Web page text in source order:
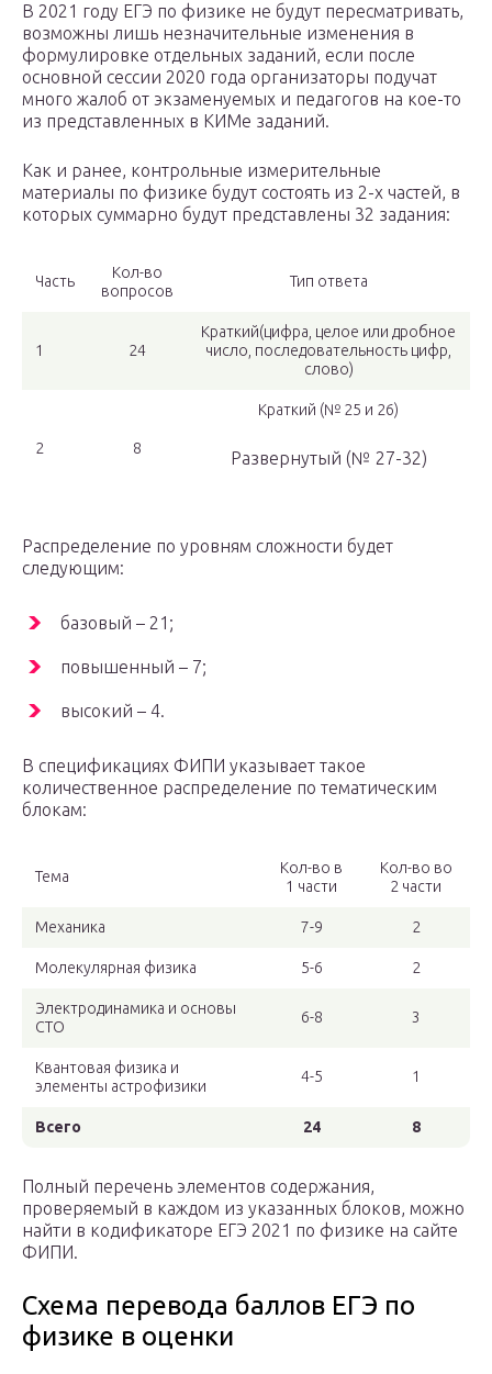
В 2021 году ЕГЭ по физике не будут пересматривать,
возможны лишь незначительные изменения в
формулировке отдельных заданий, если после
основной сессии 2020 года организаторы подучат
много жалоб от экзаменуемых и педагогов на кое-то
из представленных в КИМе заданий.
Как и ранее, контрольные измерительные
материалы по физике будут состоять из 2-х частей, в
которых суммарно будут представлены 32 задания:
Часть
Кол-во
вопросов
Тип ответа
1 24
Краткий(цифра, целое или дробное
число, последовательность цифр,
слово)
2 8
Краткий (№ 25 и 26)
Развернутый (№ 27-32)
Распределение по уровням сложности будет
следующим:
базовый – 21;
повышенный – 7;
высокий – 4.
В спецификациях ФИПИ указывает такое
количественное распределение по тематическим
блокам:
Тема
Кол-во в
1 части
Кол-во во
2 части
Механика 7-9 2
Молекулярная физика 5-6 2
Электродинамика и основы
СТО
6-8 3
Квантовая физика и
элементы астрофизики
4-5 1
Всего 24 8
Полный перечень элементов содержания,
проверяемый в каждом из указанных блоков, можно
найти в кодификаторе ЕГЭ 2021 по физике на сайте
ФИПИ.
Схема перевода баллов ЕГЭ по
физике в оценки